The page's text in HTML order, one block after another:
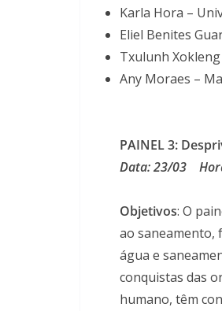
Karla Hora –
Eliel Benites
Txulunh
Any Moraes –
PAINEL 3:
Data: 23/03
Objetivos: O
ao saneamento,
água e
conquistas das
humano, têm